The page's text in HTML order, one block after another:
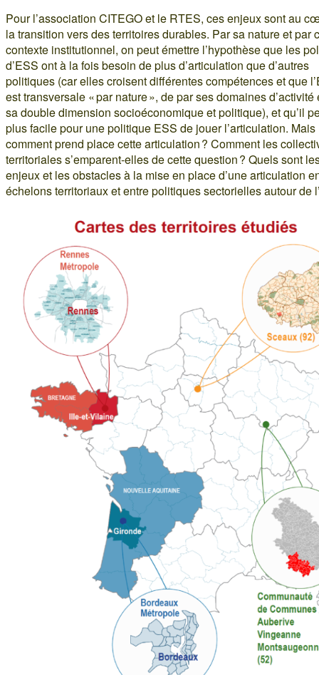
Pour l’association CITEGO et le RTES, ces enjeux sont au
la transition vers des territoires durables. Par sa nature et par
contexte institutionnel, on peut émettre l’hypothèse que les
d’ESS ont à la fois besoin de plus d’articulation que d’autres
politiques (car elles croisent différentes compétences et que
est transversale « par nature », de par ses domaines d’activité
sa double dimension socioéconomique et politique), et qu’il
plus facile pour une politique ESS de jouer l’articulation. Mais
comment prend place cette articulation ? Comment les
territoriales s’emparent-elles de cette question ? Quels sont
enjeux et les obstacles à la mise en place d’une articulation
échelons territoriaux et entre politiques sectorielles autour de